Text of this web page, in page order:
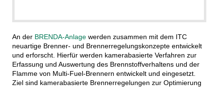
An der BRENDA-Anlagewerden zusammen mit dem ITC
neuartige Brenner- und Brennerregelungskonzepte entwickelt
und erforscht. Hierfür werden kamerabasierte Verfahren zur
Erfassung und Auswertung des Brennstoffverhaltens und der
Flamme von Multi-Fuel-Brennern entwickelt und eingesetzt.
Ziel sind kamerabasierte Brennerregelungen zur Optimierung